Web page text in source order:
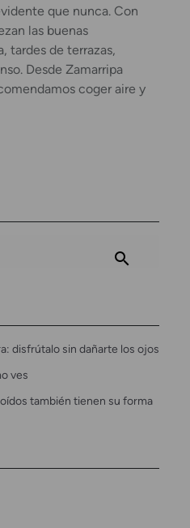
que nunca. Con
las buenas
tardes de terrazas,
Desde Zamarripa
coger aire y
disfrútalo sin dañarte los ojos
ves
también tienen su forma